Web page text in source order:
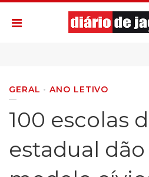
GERAL ANO LETIVO
100 escolas
estadual